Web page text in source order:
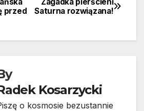
Saturna rozwiązana!
przed
Kosarzycki
o kosmosie bezustannie